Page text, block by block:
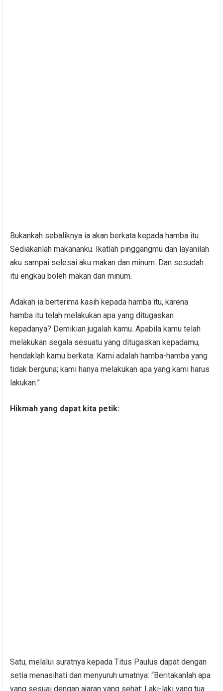
Bukankah sebaliknya ia akan berkata kepada hamba itu:
Sediakanlah makananku. Ikatlah pinggangmu dan layanilah
aku sampai selesai aku makan dan minum. Dan sesudah
itu engkau boleh makan dan minum.
Adakah ia berterima kasih kepada hamba itu, karena
hamba itu telah melakukan apa yang ditugaskan
kepadanya? Demikian jugalah kamu. Apabila kamu telah
melakukan segala sesuatu yang ditugaskan kepadamu,
hendaklah kamu berkata: Kami adalah hamba-hamba yang
tidak berguna; kami hanya melakukan apa yang kami harus
lakukan.”
Hikmah yang dapat kita petik:
Satu, melalui suratnya kepada Titus Paulus dapat dengan
setia menasihati dan menyuruh umatnya: “Beritakanlah apa
yang sesuai dengan ajaran yang sehat: Laki-laki yang tua